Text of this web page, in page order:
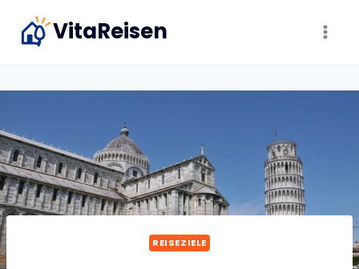
Inhalt
VitaReisen
REISEZIELE